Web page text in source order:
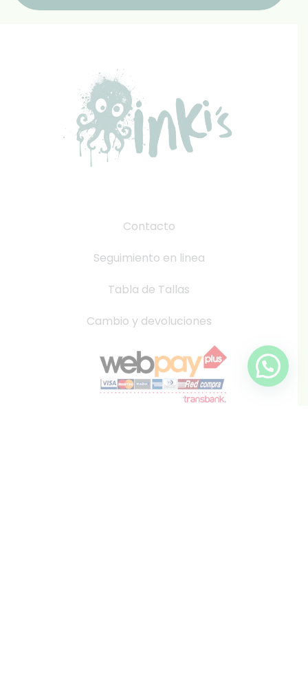
Contacto
Seguimiento en linea
Tabla de Tallas
Cambio y devoluciones